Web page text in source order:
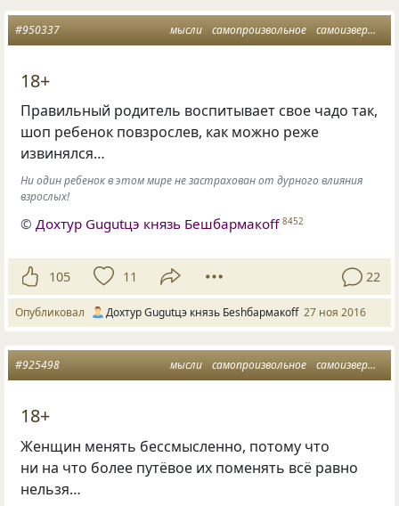
мысли самопроизвольное самоизвержение
#950337
18+
Правильный родитель воспитывает свое чадо так,
шоп ребенок повзрослев, как можно реже
извинялся…
Ни один ребенок в этом мире не застрахован от дурного влияния
взрослых!
© Дохтур Gugutцэ князь Бешбармакоff 8452
105 11 22
Опубликовал Дохтур Gugutцэ князь Беshбармакоff 27 ноя 2016
мысли самопроизвольное самоизвержение
#925498
18+
Женщин менять бессмысленно, потому что
ни на что более путёвое их поменять всё равно
нельзя…